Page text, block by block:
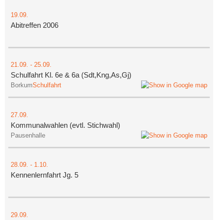
19.09.
Abitreffen 2006
21.09. - 25.09.
Schulfahrt Kl. 6e & 6a (Sdt,Kng,As,Gj)
BorkumSchulfahrt
27.09.
Kommunalwahlen (evtl. Stichwahl)
Pausenhalle
28.09. - 1.10.
Kennenlernfahrt Jg. 5
29.09.